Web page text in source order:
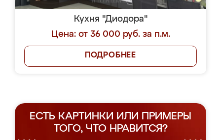
Кухня "Диодора"
Цена: от 36 000 руб. за п.м.
ПОДРОБНЕЕ
ЕСТЬ КАРТИНКИ ИЛИ ПРИМЕРЫ
ТОГО, ЧТО НРАВИТСЯ?